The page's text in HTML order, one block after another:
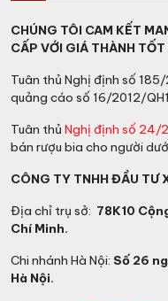
CHÚNG TÔI CAM KẾT
CẤP VỚI GIÁ THÀNH TỐT
Tuân thủ Nghị định số
quảng cáo số 16/2012/
Tuân thủ Nghị định số
bán rượu bia cho người
CÔNG TY TNHH ĐẦU TƯ
Địa chỉ trụ sở: 78K10
Chí Minh.
Chi nhánh Hà Nội: Số 26
Hà Nội.